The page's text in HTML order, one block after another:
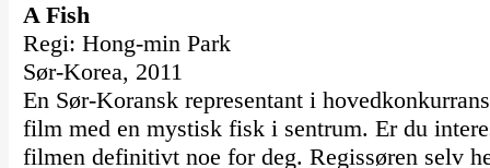
A Fish
Regi: Hong-min Park
Sør-Korea, 2011
En Sør-Koransk representant i
film med en mystisk fisk i sentrum. Er du
filmen definitivt noe for deg. Regissøren selv